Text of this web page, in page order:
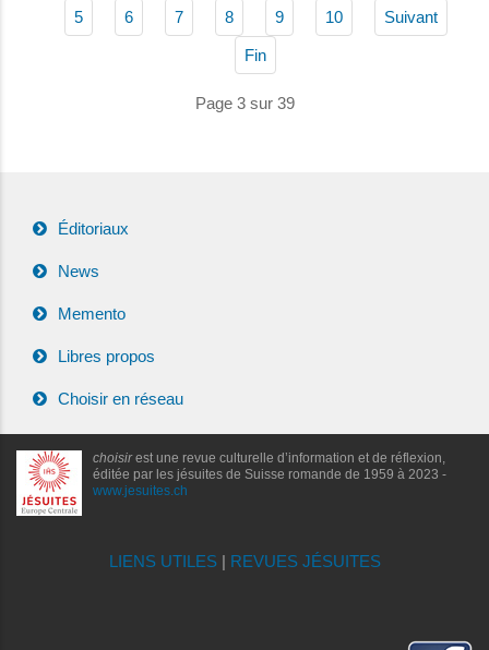
5 6 7 8 9 10 Suivant
Fin
Page 3 sur 39
Éditoriaux
News
Memento
Libres propos
Choisir en réseau
choisirest une revue culturelle d’information et de réflexion,
éditée par les jésuites de Suisse romande de 1959 à 2023 -
www.jesuites.ch
LIENS UTILES| REVUES JÉSUITES